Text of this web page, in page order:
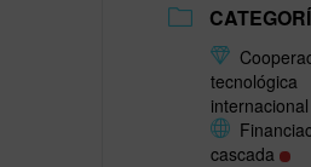
tecnológica
internacional
cascada